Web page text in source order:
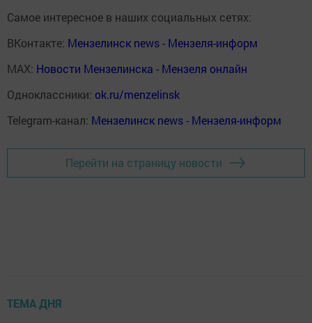
Самое интересное в наших социальных сетях:
ВКонтакте: Мензелинск news - Мензеля-информ
MAX: Новости Мензелинска - Мензеля онлайн
Одноклассники: ok.ru/menzelinsk
Telegram-канал: Мензелинск news - Мензеля-информ
Перейти на страницу новости
ТЕМА ДНЯ